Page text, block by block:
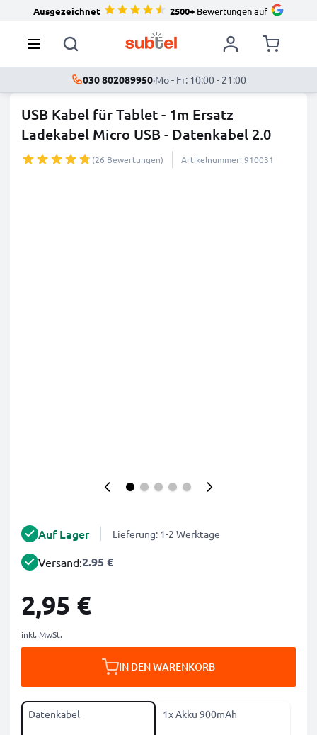
Ausgezeichnet 2500+Bewertungen auf
030 802089950·Mo - Fr: 10:00 - 21:00
USB Kabel für Tablet - 1m Ersatz
Ladekabel Micro USB - Datenkabel 2.0
(26 Bewertungen) Artikelnummer: 910031
Auf Lager Lieferung: 1-2 Werktage
Versand:2.95 €
2,95 €
inkl. MwSt.
IN DEN WARENKORB
Datenkabel 1x Akku 900mAh